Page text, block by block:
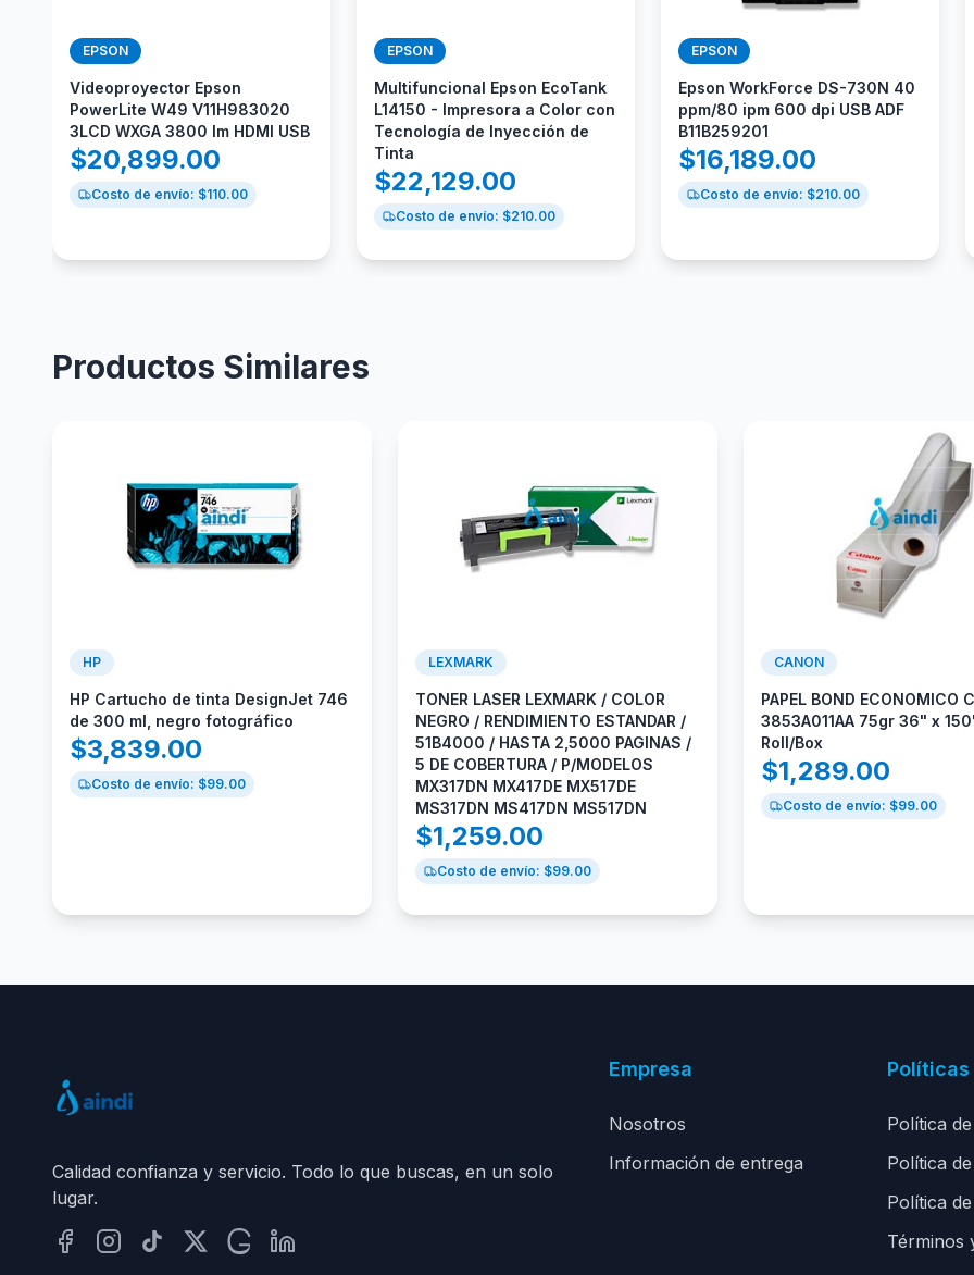
EPSON
Videoproyector Epson
PowerLite W49 V11H983020
3LCD WXGA 3800 lm HDMI USB
$20,899.00
Costo de envío: $110.00
EPSON
Multifuncional Epson EcoTank
L14150 - Impresora a Color con
Tecnología de Inyección de
Tinta
$22,129.00
Costo de envío: $210.00
EPSON
Epson WorkForce DS-730N 40
ppm/80 ipm 600 dpi USB ADF
B11B259201
$16,189.00
Costo de envío: $210.00
Productos Similares
HP
HP Cartucho de tinta DesignJet 746
de 300 ml, negro fotográfico
$3,839.00
Costo de envío: $99.00
LEXMARK
TONER LASER LEXMARK / COLOR
NEGRO / RENDIMIENTO ESTANDAR /
51B4000 / HASTA 2,5000 PAGINAS /
5 DE COBERTURA / P/MODELOS
MX317DN MX417DE MX517DE
MS317DN MS417DN MS517DN
$1,259.00
Costo de envío: $99.00
CANON
PAPEL BOND ECONOMICO
3853A011AA 75gr 36" x
Roll/Box
$1,289.00
Costo de envío: $99.00
Calidad confianza y servicio. Todo lo que buscas, en un solo
lugar.
Empresa
Nosotros
Información de entrega
Políticas
Política
Política
Política
Términos